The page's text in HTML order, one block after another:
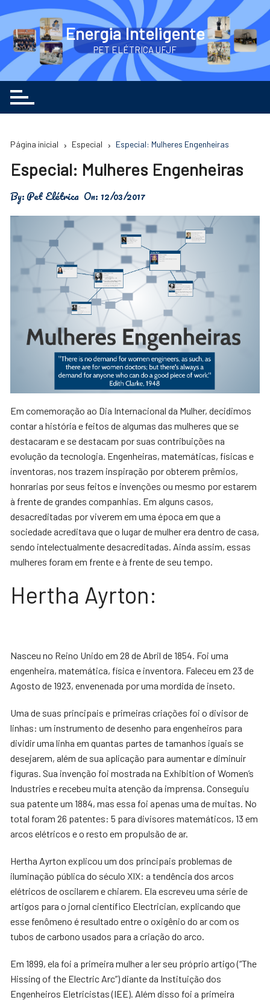
o
conteúdo
Energia Inteligente
PET ELÉTRICA UFJF
Página inicial Especial Especial: Mulheres Engenheiras
Especial: Mulheres Engenheiras
By:Pet Elétrica On: 12/03/2017
Em comemoração ao Dia Internacional da Mulher, decidimos
contar a história e feitos de algumas das mulheres que se
destacaram e se destacam por suas contribuições na
evolução da tecnologia. Engenheiras, matemáticas, físicas e
inventoras, nos trazem inspiração por obterem prêmios,
honrarias por seus feitos e invenções ou mesmo por estarem
à frente de grandes companhias. Em alguns casos,
desacreditadas por viverem em uma época em que a
sociedade acreditava que o lugar de mulher era dentro de casa,
sendo intelectualmente desacreditadas. Ainda assim, essas
mulheres foram em frente e à frente de seu tempo.
Hertha Ayrton:
Nasceu no Reino Unido em 28 de Abril de 1854. Foi uma
engenheira, matemática, física e inventora. Faleceu em 23 de
Agosto de 1923, envenenada por uma mordida de inseto.
Uma de suas principais e primeiras criações foi o divisor de
linhas: um instrumento de desenho para engenheiros para
dividir uma linha em quantas partes de tamanhos iguais se
desejarem, além de sua aplicação para aumentar e diminuir
figuras. Sua invenção foi mostrada na Exhibition of Women’s
Industries e recebeu muita atenção da imprensa. Conseguiu
sua patente um 1884, mas essa foi apenas uma de muitas. No
total foram 26 patentes: 5 para divisores matemáticos, 13 em
arcos elétricos e o resto em propulsão de ar.
Hertha Ayrton explicou um dos principais problemas de
iluminação pública do século XIX: a tendência dos arcos
elétricos de oscilarem e chiarem. Ela escreveu uma série de
artigos para o jornal científico Electrician, explicando que
esse fenômeno é resultado entre o oxigênio do ar com os
tubos de carbono usados para a criação do arco.
Em 1899, ela foi a primeira mulher a ler seu próprio artigo (“The
Hissing of the Electric Arc”) diante da Instituição dos
Engenheiros Eletricistas (IEE). Além disso foi a primeira